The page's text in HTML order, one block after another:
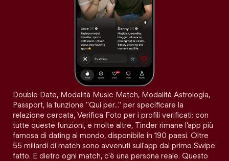
Double Date, Modalità Music Match, Modalità Astrologia,
Passport, la funzione "Qui per…" per specificare la
relazione cercata, Verifica Foto per i profili verificati: con
tutte queste funzioni, e molte altre, Tinder rimane l'app più
famosa di dating al mondo, disponibile in 190 paesi. Oltre
55 miliardi di match sono avvenuti sull'app dal primo Swipe
fatto. E dietro ogni match, c'è una persona reale. Questo